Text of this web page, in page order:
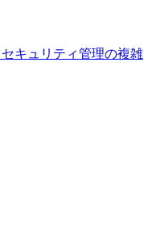
キュリティ管理の複雑